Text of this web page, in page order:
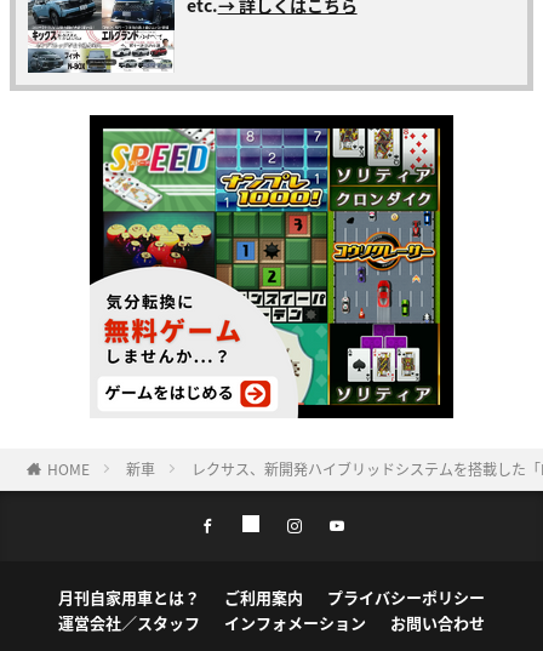
etc.→ 詳しくはこちら
HOME 新車 レクサス、新開発ハイブリッドシステムを搭載した
月刊自家用車とは？ ご利用案内
プライバシーポリシー
運営会社／スタッフ
インフォメーション お問い合わせ